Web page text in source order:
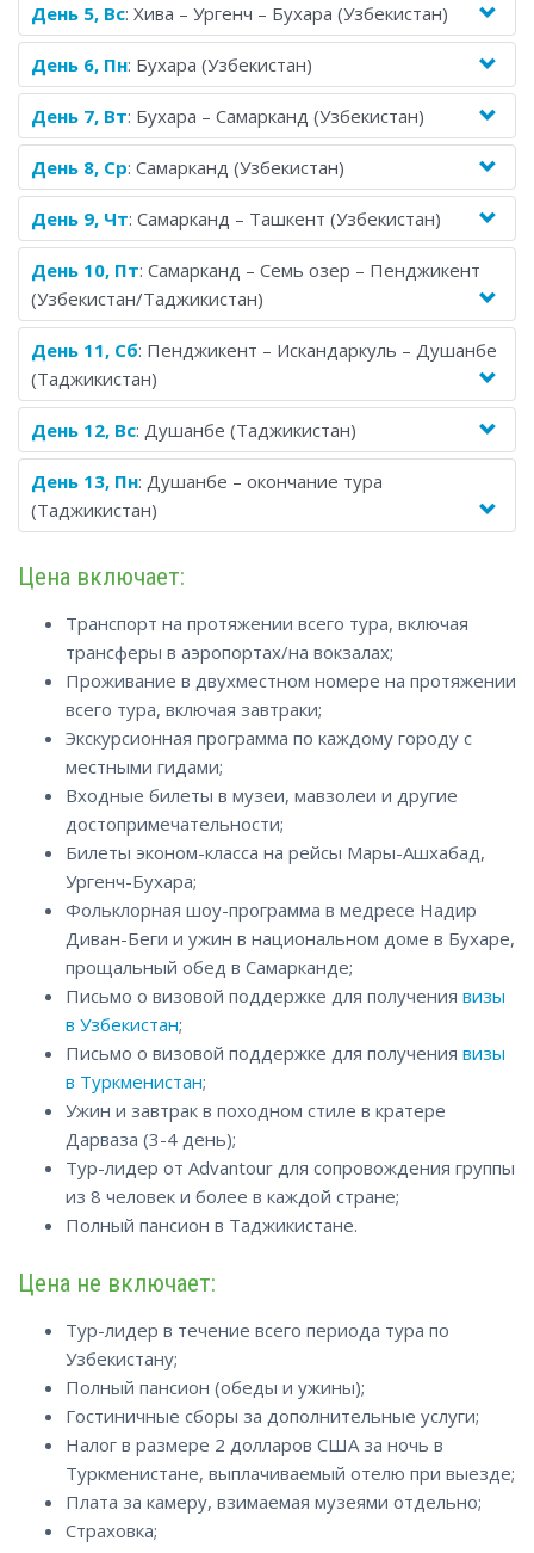
День 5, Вс: Хива – Ургенч – Бухара (Узбекистан)
День 6, Пн: Бухара (Узбекистан)
День 7, Вт: Бухара – Самарканд (Узбекистан)
День 8, Ср: Самарканд (Узбекистан)
День 9, Чт: Самарканд – Ташкент (Узбекистан)
День 10, Пт: Самарканд – Семь озер – Пенджикент
(Узбекистан/Таджикистан)
День 11, Сб: Пенджикент – Искандаркуль – Душанбе
(Таджикистан)
День 12, Вс: Душанбе (Таджикистан)
День 13, Пн: Душанбе – окончание тура
(Таджикистан)
Цена включает:
Транспорт на протяжении всего тура, включая
трансферы в аэропортах/на вокзалах;
Проживание в двухместном номере на протяжении
всего тура, включая завтраки;
Экскурсионная программа по каждому городу с
местными гидами;
Входные билеты в музеи, мавзолеи и другие
достопримечательности;
Билеты эконом-класса на рейсы Мары-Ашхабад,
Ургенч-Бухара;
Фольклорная шоу-программа в медресе Надир
Диван-Беги и ужин в национальном доме в Бухаре,
прощальный обед в Самарканде;
Письмо о визовой поддержке для получения визы
в Узбекистан;
Письмо о визовой поддержке для получения визы
в Туркменистан;
Ужин и завтрак в походном стиле в кратере
Дарваза (3-4 день);
Тур-лидер от Advantour для сопровождения группы
из 8 человек и более в каждой стране;
Полный пансион в Таджикистане.
Цена не включает:
Тур-лидер в течение всего периода тура по
Узбекистану;
Полный пансион (обеды и ужины);
Гостиничные сборы за дополнительные услуги;
Налог в размере 2 долларов США за ночь в
Туркменистане, выплачиваемый отелю при выезде;
Плата за камеру, взимаемая музеями отдельно;
Страховка;